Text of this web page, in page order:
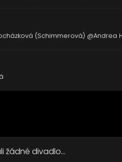
(Schimmerová) @Andrea
žádné divadlo...